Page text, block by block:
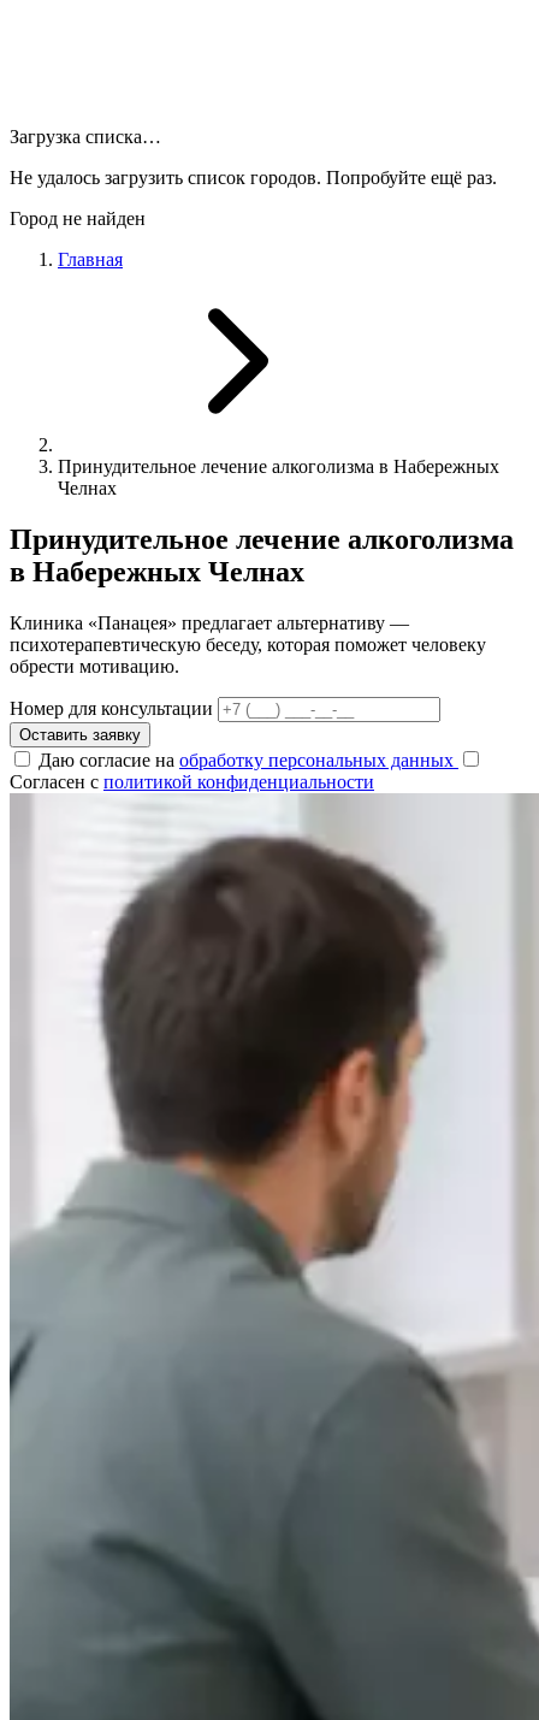
Загрузка списка…
Не удалось загрузить список городов. Попробуйте ещё раз.
Город не найден
Главная
Принудительное лечение алкоголизма в Набережных
Челнах
Принудительное лечение алкоголизма
в Набережных Челнах
Клиника «Панацея» предлагает альтернативу —
психотерапевтическую беседу, которая поможет человеку
обрести мотивацию.
Номер для консультации
Оставить заявку
Даю согласие на обработку персональных данных
Согласен с политикой конфиденциальности